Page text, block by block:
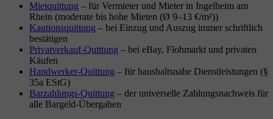
Mietquittung – für Vermieter und Mieter in Ingelheim am
Rhein (moderate bis hohe Mieten (Ø 9–13 €/m²))
Kautionsquittung – bei Einzug und Auszug immer schriftlich
bestätigen
Privatverkauf-Quittung – bei eBay, Flohmarkt und privaten
Käufen
Handwerker-Quittung – für haushaltsnahe Dienstleistungen (§
35a EStG)
Barzahlungs-Quittung – der universelle Zahlungsnachweis für
alle Bargeld-Übergaben